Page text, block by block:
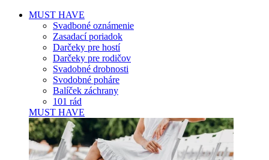
MUST HAVE
Svadboné oznámenie
Zasadací poriadok
Darčeky pre hostí
Darčeky pre rodičov
Svadobné drobnosti
Svodobné poháre
Balíček záchrany
101 rád
MUST HAVE